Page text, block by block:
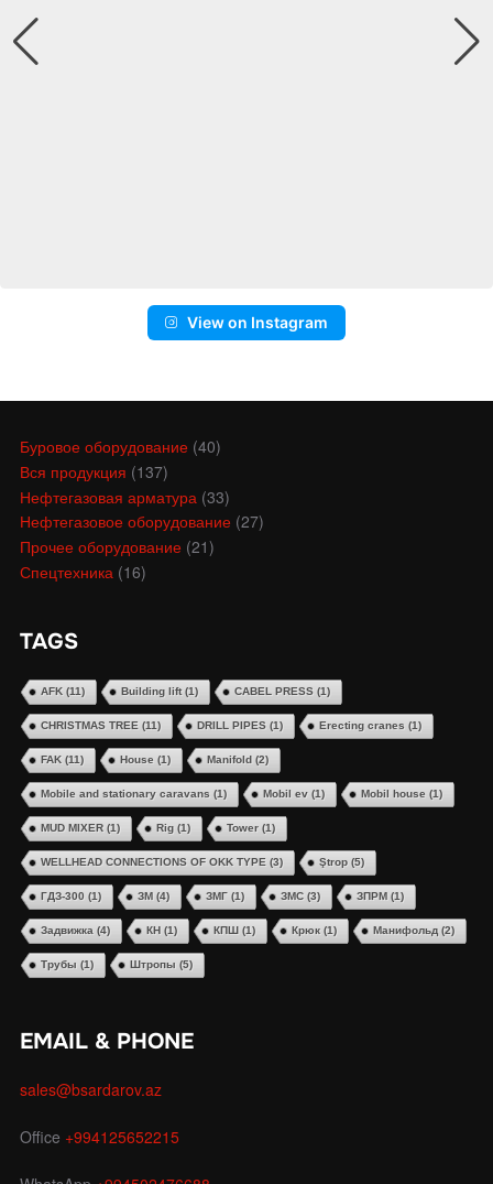
View on Instagram
Буровое оборудование(40)
Вся продукция (137)
Нефтегазовая арматура (33)
Нефтегазовое оборудование(27)
Прочее оборудование(21)
Спецтехника(16)
TAGS
AFK(11) Building lift(1) CABEL PRESS(1)
CHRISTMAS TREE (11) DRILL PIPES(1) Erecting cranes (1)
FAK(11) House (1) Manifold(2)
Mobile and stationary caravans (1) Mobil ev(1) Mobil house (1)
MUD MIXER(1) Rig(1) Tower(1)
WELLHEAD CONNECTIONS OF OKK TYPE (3) Ştrop(5)
ГДЗ-300 (1) ЗМ(4) ЗМГ(1) ЗМС(3) ЗПРМ(1)
Задвижка (4) КН(1) КПШ(1) Крюк(1) Манифольд(2)
Трубы (1) Штропы (5)
EMAIL & PHONE
sales@bsardarov.az
Office +994125652215